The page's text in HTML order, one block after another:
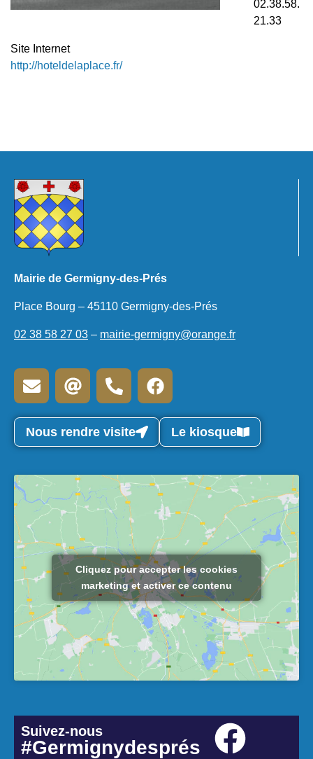
02.38.58.
21.33
Site Internet
http://hoteldelaplace.fr/
Mairie de Germigny-des-Prés
Place Bourg – 45110 Germigny-des-Prés
02 38 58 27 03 – mairie-germigny@orange.fr
Nous rendre visite Le kiosque
Cliquez pour accepter les cookies
marketing et activer ce contenu
Suivez-nous
#Germignydesprés